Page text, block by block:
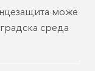
може
среда